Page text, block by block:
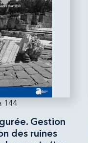
144
Gestion
des ruines